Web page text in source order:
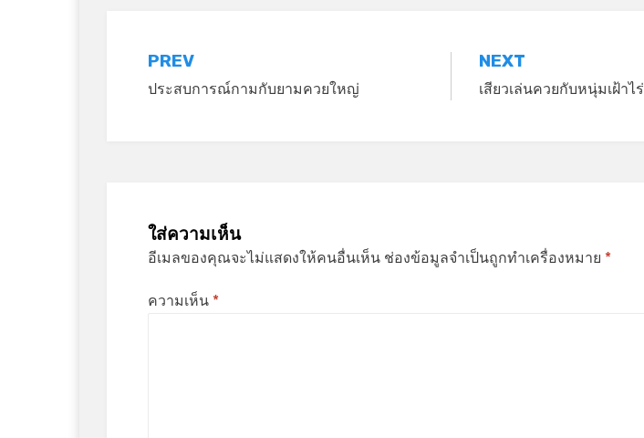
แนะแนว
เรื่อง
PREV
ประสบการณ์กามกับยามควยใหญ่
NEXT
เสียวเล่นควยกับหนุ่มเฝ้าไร่
ใส่ความเห็น
อีเมลของคุณจะไม่แสดงให้คนอื่นเห็น ช่องข้อมูลจำเป็นถูกทำเครื่องหมาย *
ความเห็น *